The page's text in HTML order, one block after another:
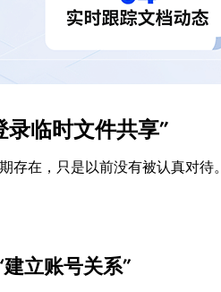
录临时文件共享”
存在，只是以前没有被认真对待。
立账号关系”